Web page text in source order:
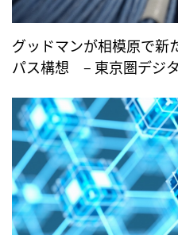
グッドマンが相模原で新
パス構想 – 東京圏デジ